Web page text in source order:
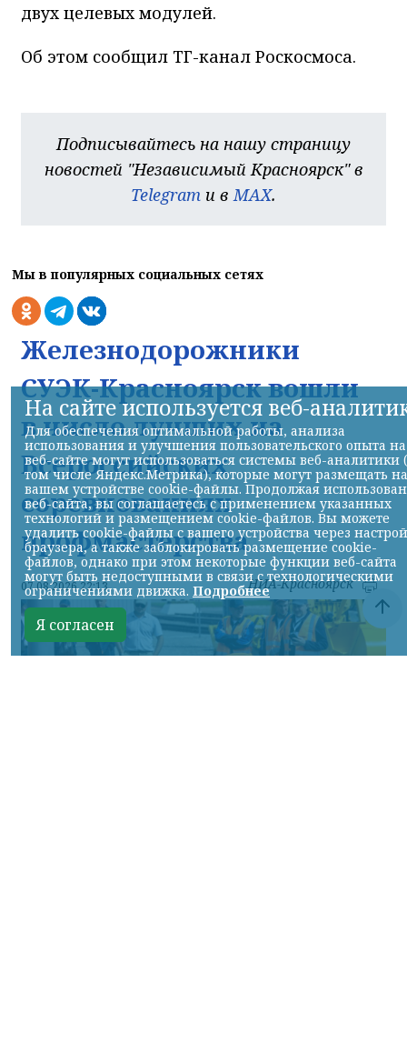
двух целевых модулей.
Об этом сообщил ТГ-канал Роскосмоса.
Подписывайтесь на нашу страницу
новостей "Независимый Красноярск" в
Telegram и в MAX.
Мы в популярных социальных сетях
Железнодорожники
СУЭК-Красноярск вошли
в число лучших на
Всероссийских
соревнованиях
профмастерства
07.08.2026 22:13 НИА-Красноярск
На сайте используется веб-
Для обеспечения оптимальной работы, анализа
использования и улучшения пользовательского опыта на
веб-сайте могут использоваться системы веб-аналитики
том числе Яндекс.Метрика), которые могут размещать на
вашем устройстве cookie-файлы. Продолжая
веб-сайта, вы соглашаетесь с применением указанных
технологий и размещением cookie-файлов. Вы можете
удалить cookie-файлы с вашего устройства через
браузера, а также заблокировать размещение cookie-
файлов, однако при этом некоторые функции веб-сайта
могут быть недоступными в связи с технологическими
ограничениями движка. Подробнее
Я согласен